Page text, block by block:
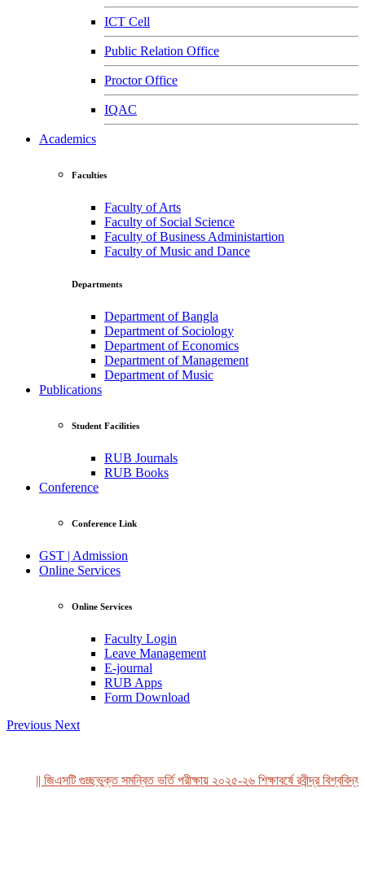
ICT Cell
Public Relation Office
Proctor Office
IQAC
Academics
Faculties
Faculty of Arts
Faculty of Social Science
Faculty of Business Administartion
Faculty of Music and Dance
Departments
Department of Bangla
Department of Sociology
Department of Economics
Department of Management
Department of Music
Publications
Student Facilities
RUB Journals
RUB Books
Conference
Conference Link
GST | Admission
Online Services
Online Services
Faculty Login
Leave Management
E-journal
RUB Apps
Form Download
Previous Next
|| জিএসটি গুচ্ছভুক্ত সমন্বিত ভর্তি পরীক্ষায় ২০২৫-২৬ শিক্ষাবর্ষে রবীন্দ্র